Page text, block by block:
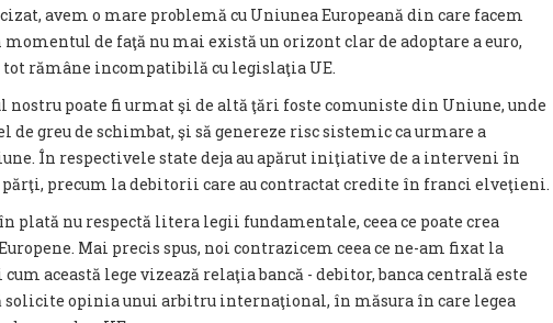
avem o mare problemă cu Uniunea Europeană din care facem
momentul de faţă nu mai există un orizont clar de adoptare a euro,
rămâne incompatibilă cu legislaţia UE.
poate fi urmat şi de altă ţări foste comuniste din Uniune, unde
de greu de schimbat, şi să genereze risc sistemic ca urmare a
În respectivele state deja au apărut iniţiative de a interveni în
precum la debitorii care au contractat credite în franci elveţieni.
plată nu respectă litera legii fundamentale, ceea ce poate crea
Mai precis spus, noi contrazicem ceea ce ne-am fixat la
această lege vizează relaţia bancă - debitor, banca centrală este
solicite opinia unui arbitru internaţional, în măsura în care legea